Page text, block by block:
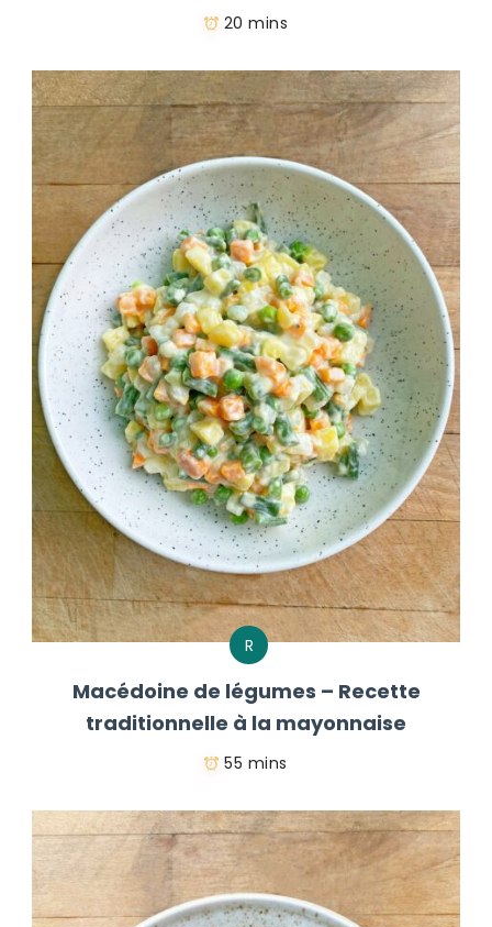
20 mins
R
Macédoine de légumes – Recette
traditionnelle à la mayonnaise
55 mins